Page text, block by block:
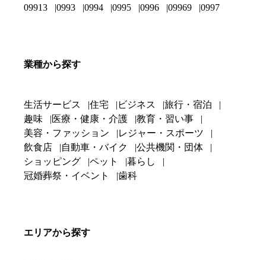
09913
0993 0994 0995 0996 09969 0997
業種から探す
生活サービス 住宅 ビジネス
旅行・宿泊
趣味
医療・健康・介護
教育・習い事
美容・ファッション
レジャー・スポーツ
飲食店
自動車・バイク
公共機関・団体
ショッピング
ペット
暮らし
冠婚葬祭・イベント
歯科
エリアから探す